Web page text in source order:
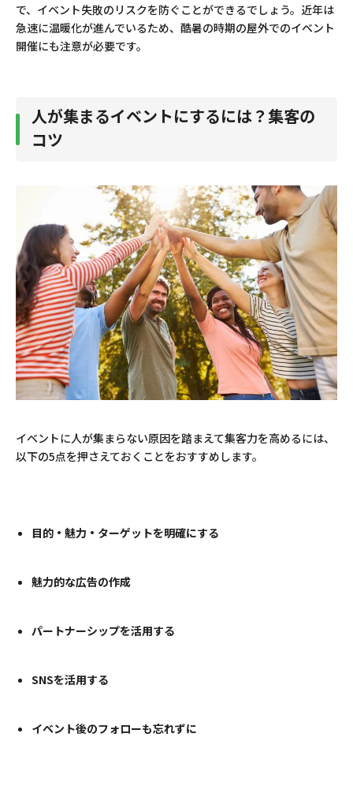
で、イベント失敗のリスクを防ぐことができるでしょう。近年は
急速に温暖化が進んでいるため、酷暑の時期の屋外でのイベント
開催にも注意が必要です。
人が集まるイベントにするには？集客の
コツ
イベントに人が集まらない原因を踏まえて集客力を高めるには、
以下の5点を押さえておくことをおすすめします。
目的・魅力・ターゲットを明確にする
魅力的な広告の作成
パートナーシップを活用する
SNSを活用する
イベント後のフォローも忘れずに